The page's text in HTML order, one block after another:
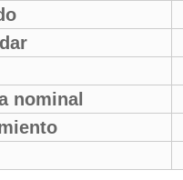
nominal